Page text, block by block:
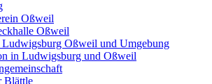
Oßweil
Oßweil
Oßweil und Umgebung
in Ludwigsburg und Oßweil
Blättle